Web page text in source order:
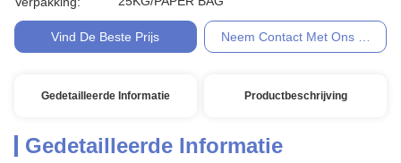
Vind De Beste Prijs Neem Contact Met Ons Op
Gedetailleerde Informatie Productbeschrijving
Gedetailleerde Informatie